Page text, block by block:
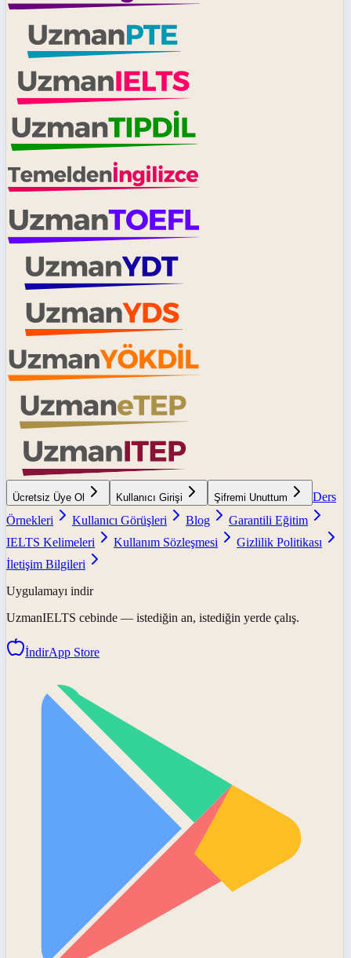
Ücretsiz Üye Ol Kullanıcı Girişi Şifremi Unuttum
Ders
Örnekleri
Kullanıcı Görüşleri Blog
Garantili Eğitim
IELTS Kelimeleri
Kullanım Sözleşmesi
Gizlilik Politikası
İletişim Bilgileri
Uygulamayı indir
UzmanIELTS cebinde — istediğin an, istediğin yerde çalış.
İndirApp Store